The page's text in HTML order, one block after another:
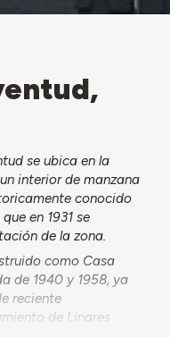
se ubica en la
interior de manzana
conocido
en 1931 se
de la zona.
como Casa
de 1940 y 1958, ya
reciente
de Linares